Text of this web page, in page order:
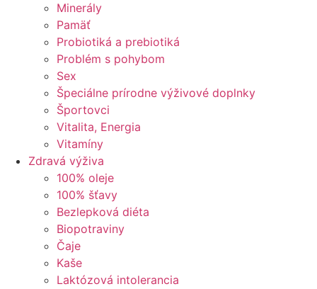
Minerály
Pamäť
Probiotiká a prebiotiká
Problém s pohybom
Sex
Špeciálne prírodne výživové doplnky
Športovci
Vitalita, Energia
Vitamíny
Zdravá výživa
100% oleje
100% šťavy
Bezlepková diéta
Biopotraviny
Čaje
Kaše
Laktózová intolerancia